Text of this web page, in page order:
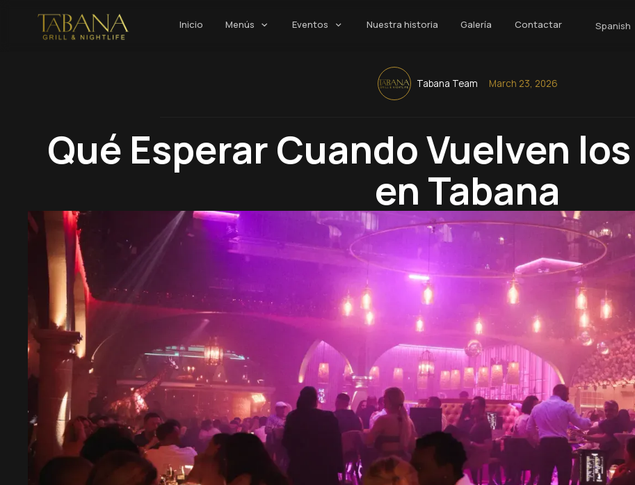
Inicio Menús Eventos Nuestra historia Galería Contactar Spanish
Tabana Team March 23, 2026
Qué Esperar Cuando Vuelven
en Tabana